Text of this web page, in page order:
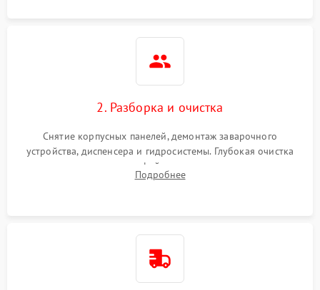
2. Разборка и очистка
Снятие корпусных панелей, демонтаж заварочного
устройства, диспенсера и гидросистемы. Глубокая очистка
внутренних узлов от кофейных масел, жмыха и накипи.
Промывка дренажных каналов и фильтров с использованием
Подробнее